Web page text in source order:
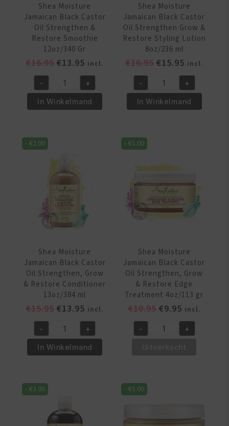
aantal
Hold
Spritz
8oz/236
aantal
Shea Moisture
Jamaican Black Castor
Oil Strengthen &
Restore Smoothie
12oz/340 Gr
€16.95 Oorspronkelijke
was:
€16.95.
€13.95 Huidige
prijs
is:
€13.95.
incl.
Shea
Moisture
Jamaican
Castor
Oil
Strengthen
Restore
Smoothie
12oz/340
- +
In Winkelmand
Shea Moisture
Jamaican Black Castor
Oil Strengthen Grow &
Restore Styling Lotion
8oz/236 ml
€16.95 Oorspronkelijke
was:
€16.95.
€15.95Huidige
prijs
is:
€15.95.
incl.
Shea
Moisture
Jamaican
Castor
Oil
Grow
&
Restore
Styling
ml
aantal
- +
In Winkelmand
-€2.00
Shea Moisture
Jamaican Black Castor
Oil Strengthen, Grow
& Restore Conditioner
13oz/384 ml
€15.95 Oorspronkelijke
was:
€15.95.
€13.95 Huidige
prijs
is:
€13.95.
incl.
Shea
Moisture
Jamaican
Castor
Oil
Strengthen,
Grow
- +
In Winkelmand
-€1.00
Shea Moisture
Jamaican Black Castor
Oil Strengthen, Grow
& Restore Edge
Treatment 4oz/113 gr
€10.95 Oorspronkelijke
was:
€9.95Huidige
prijs
is:
incl.
Shea
Castor
Oil
Grow
- +
-€3.00 -€5.00